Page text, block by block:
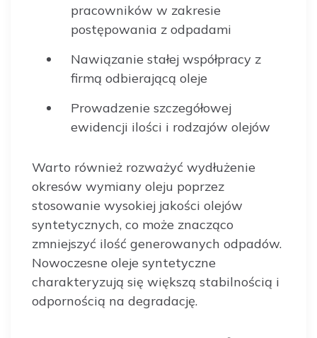
pracowników w zakresie
postępowania z odpadami
Nawiązanie stałej współpracy z
firmą odbierającą oleje
Prowadzenie szczegółowej
ewidencji ilości i rodzajów olejów
Warto również rozważyć wydłużenie
okresów wymiany oleju poprzez
stosowanie wysokiej jakości olejów
syntetycznych, co może znacząco
zmniejszyć ilość generowanych odpadów.
Nowoczesne oleje syntetyczne
charakteryzują się większą stabilnością i
odpornością na degradację.